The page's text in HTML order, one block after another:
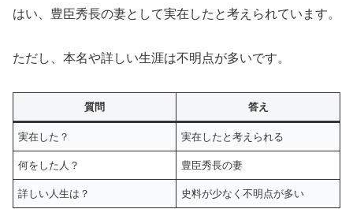
はい、豊臣秀長の妻として実在したと考えられています。
ただし、本名や詳しい生涯は不明点が多いです。
質問 答え
実在した？ 実在したと考えられる
何をした人？ 豊臣秀長の妻
詳しい人生は？ 史料が少なく不明点が多い